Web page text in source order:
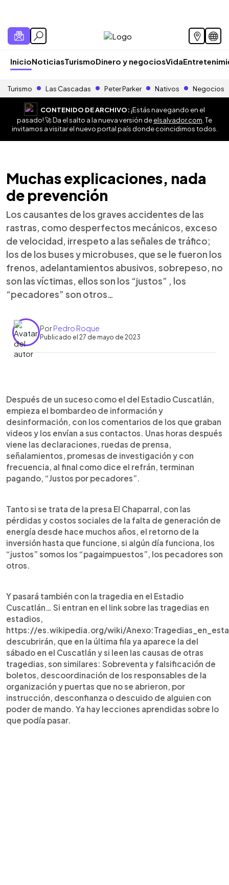
InicioNoticiasTurismoDinero y negociosVida
Turismo Las Cascadas Peter Parker Nativos Negocios
CONTENIDO DE ARCHIVO:¡Estás navegando en el
pasado! 🚀 Da el salto a la nueva versión deelsalvador.com . Te
invitamos a visitar el nuevo portal país donde coincidimos todos.
Muchas explicaciones, nada
de prevención
Los causantes de los graves accidentes de las
rastras, como desperfectos mecánicos, exceso
de velocidad, irrespeto a las señales de tráfico;
los de los buses y microbuses, que se le fueron los
frenos, adelantamientos abusivos, sobrepeso, no
son las víctimas, ellos son los “justos” , los
“pecadores” son otros…
PorPedro Roque
Publicado el 27 de mayo de 2023
► Escuchar artículo
Después de un suceso como el del Estadio Cuscatlán,
empieza el bombardeo de información y
desinformación, con los comentarios de los que graban
videos y los envían a sus contactos. Unas horas después
viene las declaraciones, ruedas de prensa,
señalamientos, promesas de investigación y con
frecuencia, al final como dice el refrán, terminan
pagando, “Justos por pecadores”.
Tanto si se trata de la presa El Chaparral, con las
pérdidas y costos sociales de la falta de generación de
energía desde hace muchos años, el retorno de la
inversión hasta que funcione, si algún día funciona, los
“justos” somos los “pagaimpuestos”, los pecadores son
otros.
Y pasará también con la tragedia en el Estadio
Cuscatlán… Si entran en el link sobre las tragedias en
estadios,
https://es.wikipedia.org/wiki/
descubrirán, que en la última fila ya aparece la del
sábado en el Cuscatlán y si leen las causas de otras
tragedias, son similares: Sobreventa y falsificación de
boletos, descoordinación de los responsables de la
organización y puertas que no se abrieron, por
instrucción, desconfianza o descuido de alguien con
poder de mando. Ya hay lecciones aprendidas sobre lo
que podía pasar.